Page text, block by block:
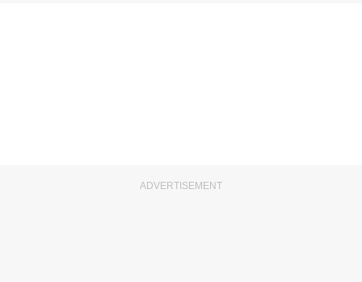
ADVERTISEMENT